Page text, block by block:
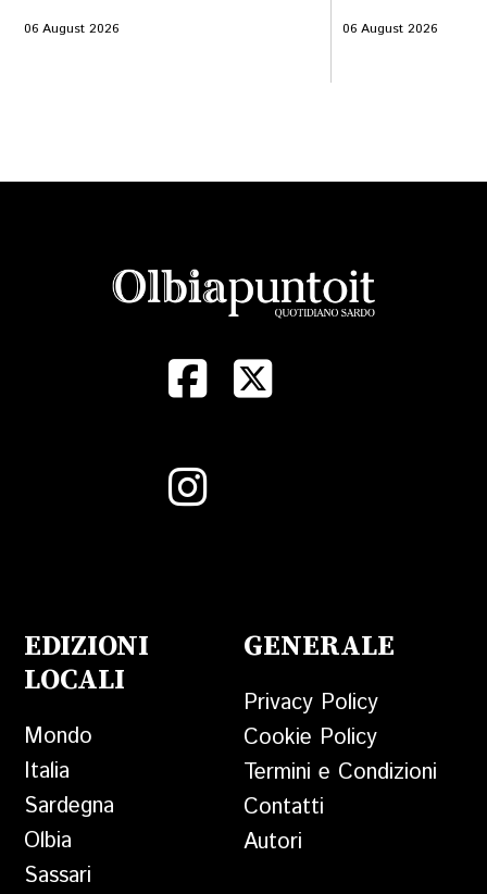
06 August 2026 06 August 2026
EDIZIONI
LOCALI
Mondo
Italia
Sardegna
Olbia
Sassari
GENERALE
Privacy Policy
Cookie Policy
Termini e Condizioni
Contatti
Autori